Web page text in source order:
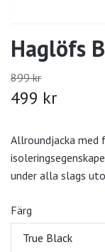
Haglöfs
899 kr
499 kr
Allroundjacka med
under alla slags
Färg
True Black